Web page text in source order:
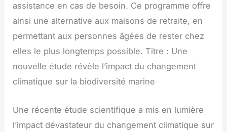
assistance en cas de besoin. Ce programme offre
ainsi une alternative aux maisons de retraite, en
permettant aux personnes âgées de rester chez
elles le plus longtemps possible. Titre : Une
nouvelle étude révèle l’impact du changement
climatique sur la biodiversité marine
Une récente étude scientifique a mis en lumière
l’impact dévastateur du changement climatique sur